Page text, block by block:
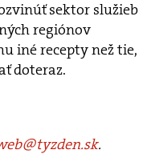
sektor služieb
regiónov
iné recepty než tie,
doteraz.
.